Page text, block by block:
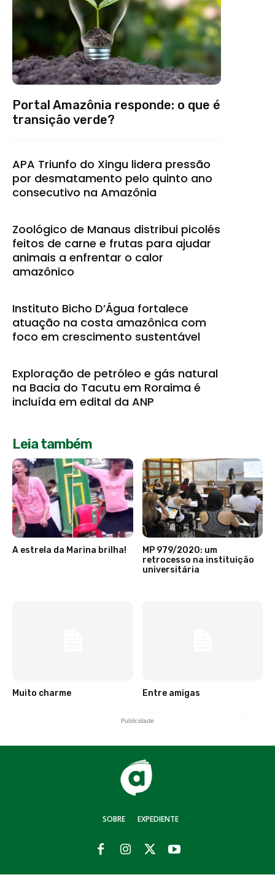
Portal Amazônia responde: o que é
transição verde?
APA Triunfo do Xingu lidera pressão
por desmatamento pelo quinto ano
consecutivo na Amazônia
Zoológico de Manaus distribui picolés
feitos de carne e frutas para ajudar
animais a enfrentar o calor
amazônico
Instituto Bicho D’Água fortalece
atuação na costa amazônica com
foco em crescimento sustentável
Exploração de petróleo e gás natural
na Bacia do Tacutu em Roraima é
incluída em edital da ANP
Leia também
A estrela da Marina brilha!
MP 979/2020: um
retrocesso na instituição
universitária
Muito charme Entre amigas
Publicidade
SOBRE EXPEDIENTE